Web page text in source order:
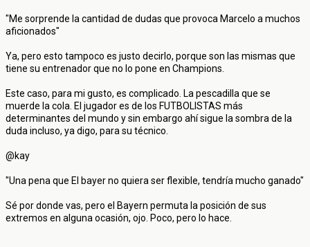
"Me sorprende la cantidad de dudas que provoca Marcelo a muchos
aficionados"
Ya, pero esto tampoco es justo decirlo, porque son las mismas que
tiene su entrenador que no lo pone en Champions.
Este caso, para mi gusto, es complicado. La pescadilla que se
muerde la cola. El jugador es de los FUTBOLISTAS más
determinantes del mundo y sin embargo ahí sigue la sombra de la
duda incluso, ya digo, para su técnico.
@kay
"Una pena que El bayer no quiera ser flexible, tendría mucho ganado"
Sé por donde vas, pero el Bayern permuta la posición de sus
extremos en alguna ocasión, ojo. Poco, pero lo hace.